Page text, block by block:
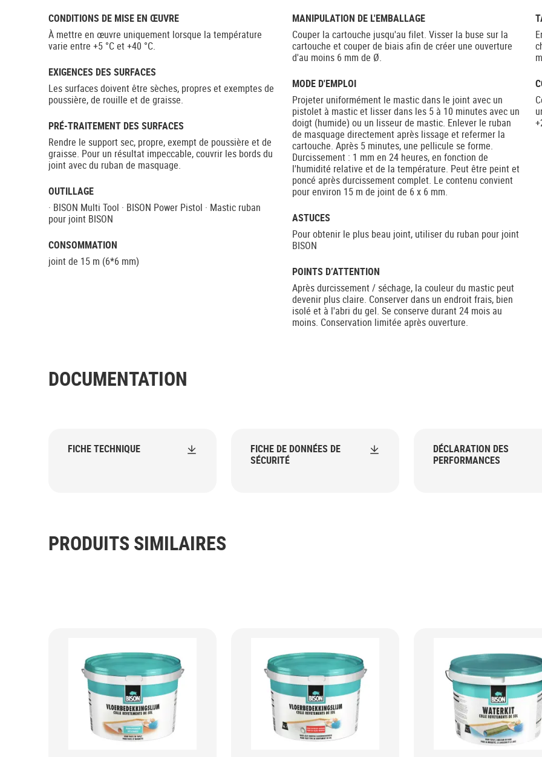
CONDITIONS DE MISE EN ŒUVRE
À mettre en œuvre uniquement lorsque la température
varie entre +5 °C et +40 °C.
EXIGENCES DES SURFACES
Les surfaces doivent être sèches, propres et exemptes de
poussière, de rouille et de graisse.
PRÉ-TRAITEMENT DES SURFACES
Rendre le support sec, propre, exempt de poussière et de
graisse. Pour un résultat impeccable, couvrir les bords du
joint avec du ruban de masquage.
OUTILLAGE
· BISON Multi Tool · BISON Power Pistol · Mastic ruban
pour joint BISON
CONSOMMATION
joint de 15 m (6*6 mm)
MANIPULATION DE L'EMBALLAGE
Couper la cartouche jusqu'au filet. Visser la buse sur la
cartouche et couper de biais afin de créer une ouverture
d'au moins 6 mm de Ø.
MODE D'EMPLOI
Projeter uniformément le mastic dans le joint avec un
pistolet à mastic et lisser dans les 5 à 10 minutes avec un
doigt (humide) ou un lisseur de mastic. Enlever le ruban
de masquage directement après lissage et refermer la
cartouche. Après 5 minutes, une pellicule se forme.
Durcissement : 1 mm en 24 heures, en fonction de
l'humidité relative et de la température. Peut être peint et
poncé après durcissement complet. Le contenu convient
pour environ 15 m de joint de 6 x 6 mm.
ASTUCES
Pour obtenir le plus beau joint, utiliser du ruban pour joint
BISON
POINTS D’ATTENTION
Après durcissement / séchage, la couleur du mastic peut
devenir plus claire. Conserver dans un endroit frais, bien
isolé et à l'abri du gel. Se conserve durant 24 mois au
moins. Conservation limitée après ouverture.
DOCUMENTATION
FICHE TECHNIQUE
FICHE DE DONNÉES DE
SÉCURITÉ
DÉCLARATION DES
PERFORMANCES
PRODUITS SIMILAIRES